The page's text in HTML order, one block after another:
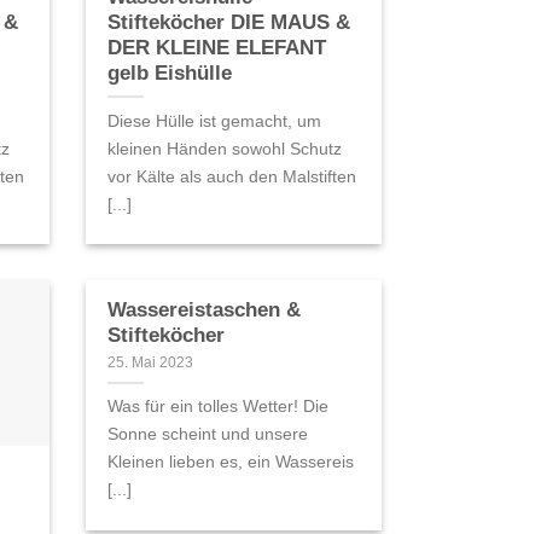
&
Stifteköcher DIE MAUS &
DER KLEINE ELEFANT
gelb Eishülle
Diese Hülle ist gemacht, um
kleinen Händen sowohl Schutz
vor Kälte als auch den Malstiften
[...]
Wassereistaschen &
Stifteköcher
25. Mai 2023
Was für ein tolles Wetter! Die
Sonne scheint und unsere
Kleinen lieben es, ein Wassereis
[...]